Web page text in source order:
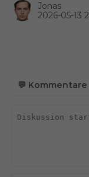
Jonas
2026-05-13
💬 Kommentare